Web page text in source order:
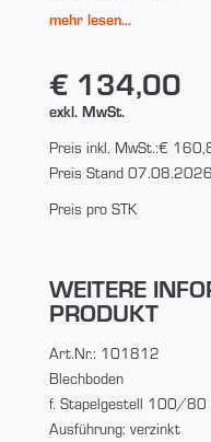
mehr lesen...
€ 134,00
exkl. MwSt.
Preis inkl. MwSt.:€
Preis Stand 07.08.2026
Preis pro STK
WEITERE
PRODUKT
Art.Nr.: 101812
Blechboden
f. Stapelgestell 100/80
Ausführung: verzinkt